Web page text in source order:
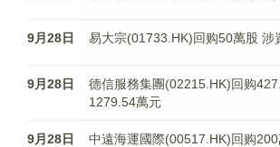
9月28日 易大宗(01733.HK)回购50萬股 涉
9月28日
德信服務集團(02215.HK)回购
1279.54萬元
9月28日
中遠海運國際(00517.HK)回购